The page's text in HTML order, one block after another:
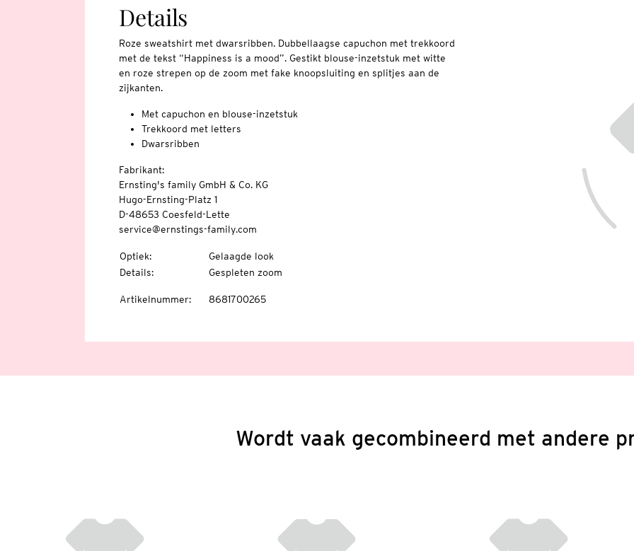
Details
Roze sweatshirt met dwarsribben. Dubbellaagse capuchon met trekkoord
met de tekst “Happiness is a mood”. Gestikt blouse-inzetstuk met witte
en roze strepen op de zoom met fake knoopsluiting en splitjes aan de
zijkanten.
Met capuchon en blouse-inzetstuk
Trekkoord met letters
Dwarsribben
Fabrikant:
Ernsting's family GmbH & Co. KG
Hugo-Ernsting-Platz 1
D-48653 Coesfeld-Lette
service@ernstings-family.com
Optiek:
Gelaagde look
Details: Gespleten zoom
Artikelnummer: 8681700265
Wordt vaak gecombineerd met andere